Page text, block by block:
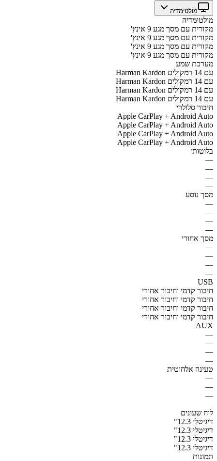
מולטימדיה
מולטימדיה
מקורית עם מסך מגע 9 אינץ'
מקורית עם מסך מגע 9 אינץ'
מקורית עם מסך מגע 9 אינץ'
מקורית עם מסך מגע 9 אינץ'
מערכת שמע
Harman Kardon עם 14 רמקולים
Harman Kardon עם 14 רמקולים
Harman Kardon עם 14 רמקולים
Harman Kardon עם 14 רמקולים
חיבור סלולרי
Apple CarPlay + Android Auto
Apple CarPlay + Android Auto
Apple CarPlay + Android Auto
Apple CarPlay + Android Auto
בלוטות׳
—
—
—
—
מסך נוסע
—
—
—
—
מסך אחורי
—
—
—
—
USB
חיבור קדמי וחיבור אחורי
חיבור קדמי וחיבור אחורי
חיבור קדמי וחיבור אחורי
חיבור קדמי וחיבור אחורי
AUX
—
—
—
—
טעינה אלחוטית
—
—
—
—
לוח שעונים
דיגיטלי 12.3"
דיגיטלי 12.3"
דיגיטלי 12.3"
דיגיטלי 12.3"
תמונות